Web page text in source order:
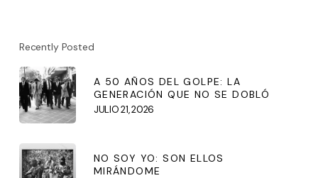
Recently Posted
A 50 AÑOS DEL GOLPE: LA
GENERACIÓN QUE NO SE DOBLÓ
JULIO 21, 2026
NO SOY YO: SON ELLOS
MIRÁNDOME